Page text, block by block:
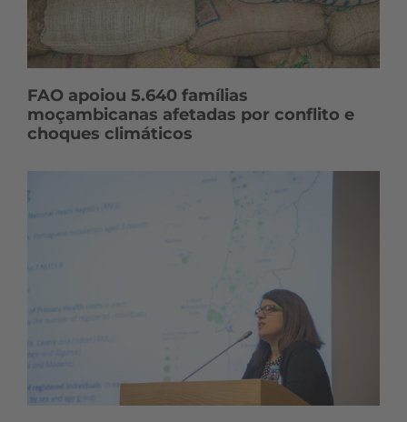
FAO apoiou 5.640 famílias
moçambicanas afetadas por conflito e
choques climáticos